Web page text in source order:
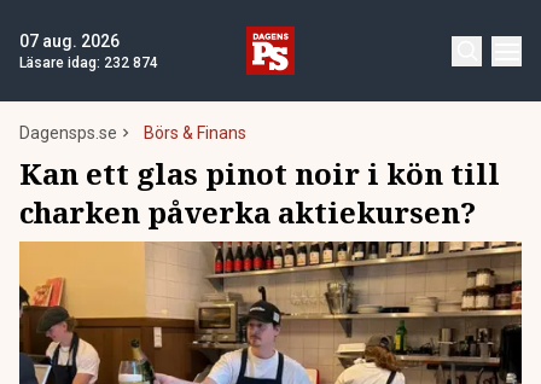
07 aug. 2026
Läsare idag: 232 874
Dagensps.se Börs & Finans
Kan ett glas pinot noir i kön till
charken påverka aktiekursen?